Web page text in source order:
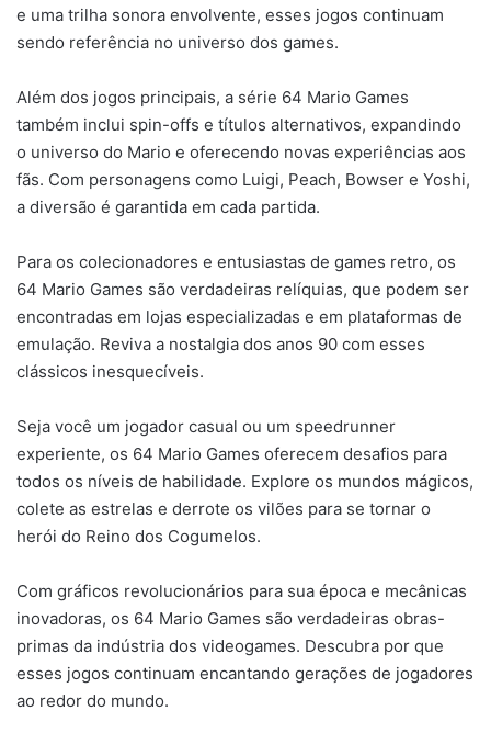
e uma trilha sonora envolvente, esses jogos continuam
sendo referência no universo dos games.
Além dos jogos principais, a série 64 Mario Games
também inclui spin-offs e títulos alternativos, expandindo
o universo do Mario e oferecendo novas experiências aos
fãs. Com personagens como Luigi, Peach, Bowser e Yoshi,
a diversão é garantida em cada partida.
Para os colecionadores e entusiastas de games retro, os
64 Mario Games são verdadeiras relíquias, que podem ser
encontradas em lojas especializadas e em plataformas de
emulação. Reviva a nostalgia dos anos 90 com esses
clássicos inesquecíveis.
Seja você um jogador casual ou um speedrunner
experiente, os 64 Mario Games oferecem desafios para
todos os níveis de habilidade. Explore os mundos mágicos,
colete as estrelas e derrote os vilões para se tornar o
herói do Reino dos Cogumelos.
Com gráficos revolucionários para sua época e mecânicas
inovadoras, os 64 Mario Games são verdadeiras obras-
primas da indústria dos videogames. Descubra por que
esses jogos continuam encantando gerações de jogadores
ao redor do mundo.